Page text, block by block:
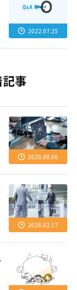
2022.07.25
事
2026.08.06
2026.02.17